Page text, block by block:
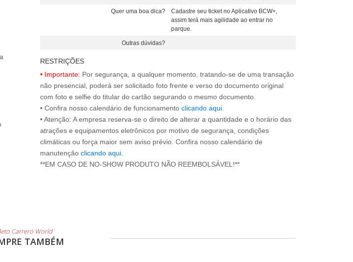
Quer uma boa dica?
Cadastre seu ticket no Aplicativo BCW+,
assim terá mais agilidade ao entrar no
parque.
Outras dúvidas?
RESTRIÇÕES
• Importante: Por segurança, a qualquer momento, tratando-se de uma transação
não presencial, poderá ser solicitado foto frente e verso do documento original
com foto e selfie do titular do cartão segurando o mesmo documento.
• Confira nosso calendário de funcionamento clicando aqui
• Atenção: A empresa reserva-se o direito de alterar a quantidade e o horário das
atrações e equipamentos eletrônicos por motivo de segurança, condições
climáticas ou força maior sem aviso prévio. Confira nosso calendário de
manutenção clicando aqui
**EM CASO DE NO-SHOW PRODUTO NÃO REEMBOLSÁVEL!**
Carrero World
TAMBÉM